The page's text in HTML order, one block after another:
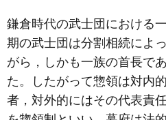
鎌倉時代の武士団における
期の武士団は分割相続によ
がら，しかも一族の首長で
た。したがって惣領は対内
者，対外的にはその代表責